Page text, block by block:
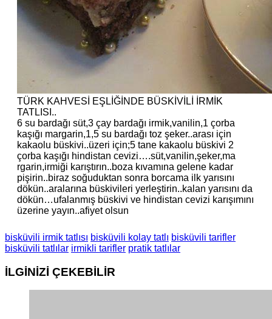
TÜRK KAHVESİ EŞLİĞİNDE BÜSKİVİLİ İRMİK
TATLISI..
6 su bardağı süt,3 çay bardağı irmik,vanilin,1 çorba
kaşığı margarin,1,5 su bardağı toz şeker..arası için
kakaolu büskivi..üzeri için;5 tane kakaolu büskivi 2
çorba kaşığı hindistan cevizi….süt,vanilin,şeker,ma
rgarin,irmiği karıştırın..boza kıvamına gelene kadar
pişirin..biraz soğuduktan sonra borcama ilk yarısını
dökün..aralarına büskivileri yerleştirin..kalan yarısını da
dökün…ufalanmış büskivi ve hindistan cevizi karışımını
üzerine yayın..afiyet olsun
bisküvili irmik tatlısı bisküvili kolay tatlı bisküvili tarifler
bisküvili tatlılar irmikli tarifler pratik tatlılar
İLGİNİZİ ÇEKEBİLİR